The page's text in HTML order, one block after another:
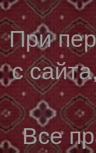
При
с
Все